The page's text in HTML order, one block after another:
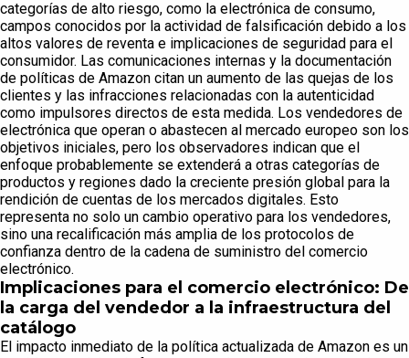
categorías de alto riesgo, como la electrónica de consumo,
campos conocidos por la actividad de falsificación debido a los
altos valores de reventa e implicaciones de seguridad para el
consumidor. Las comunicaciones internas y la documentación
de políticas de Amazon citan un aumento de las quejas de los
clientes y las infracciones relacionadas con la autenticidad
como impulsores directos de esta medida. Los vendedores de
electrónica que operan o abastecen al mercado europeo son los
objetivos iniciales, pero los observadores indican que el
enfoque probablemente se extenderá a otras categorías de
productos y regiones dado la creciente presión global para la
rendición de cuentas de los mercados digitales. Esto
representa no solo un cambio operativo para los vendedores,
sino una recalificación más amplia de los protocolos de
confianza dentro de la cadena de suministro del comercio
electrónico.
Implicaciones para el comercio electrónico: De
la carga del vendedor a la infraestructura del
catálogo
El impacto inmediato de la política actualizada de Amazon es un